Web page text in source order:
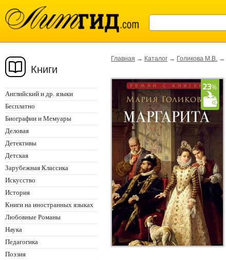
Книги
Английский и др. языки
Бесплатно
Биографии и Мемуары
Деловая
Детективы
Детская
Зарубежная Классика
Искусство
История
Книги на иностранных языках
Любовные Романы
Наука
Педагогика
Поэзия
Главная → Каталог → Голикова М.В. →